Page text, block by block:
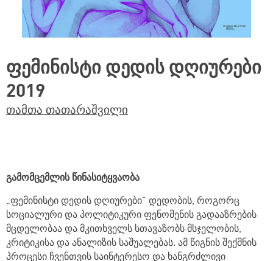
ფემინისტი დედის დღიურები
2019
თამთა თათარაშვილი
გამომცემლის წინასიტყვაობა
„ფემინისტი დედის დღიურები” დედობის, როგორც
სოციალური და პოლიტიკური ფენომენის გადააზრების
მცდელობაა და მკითხველს სთავაზობს მსჯელობის,
კრიტიკისა და ანალიზის საშუალებას. ამ წიგნის შექმნის
პროცესი ჩვენთვის საინტერესო და ხანგრძლივი